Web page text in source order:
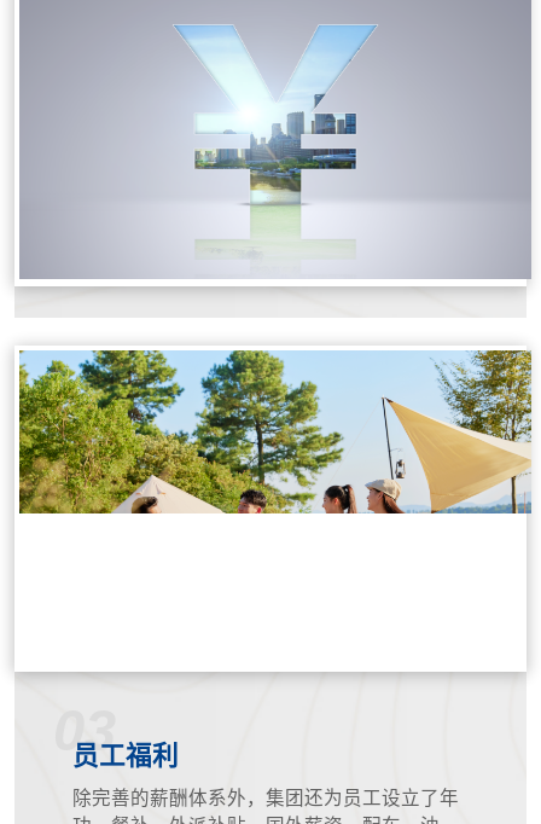
03
员工福利
除完善的薪酬体系外，集团还为员工设立了年